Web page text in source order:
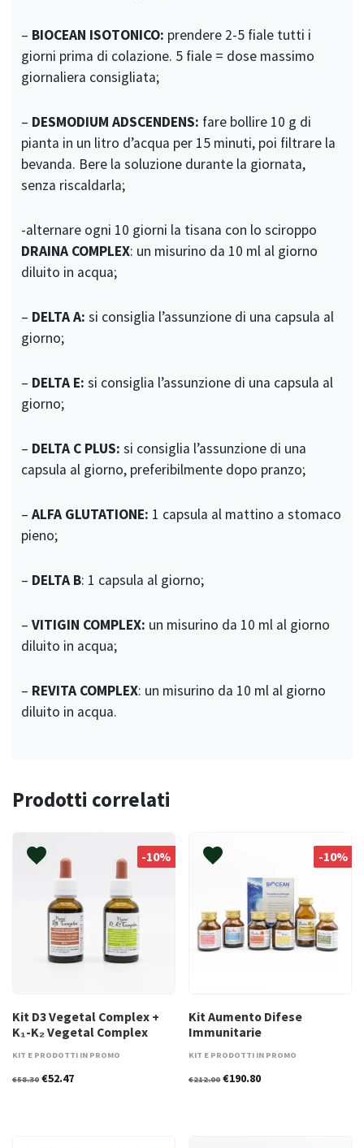
– BIOCEAN ISOTONICO: prendere 2-5 fiale tutti i
giorni prima di colazione. 5 fiale = dose massimo
giornaliera consigliata;
– DESMODIUM ADSCENDENS: fare bollire 10 g di
pianta in un litro d’acqua per 15 minuti, poi filtrare la
bevanda. Bere la soluzione durante la giornata,
senza riscaldarla;
-alternare ogni 10 giorni la tisana con lo sciroppo
DRAINA COMPLEX: un misurino da 10 ml al giorno
diluito in acqua;
– DELTA A: si consiglia l’assunzione di una capsula al
giorno;
– DELTA E: si consiglia l’assunzione di una capsula al
giorno;
– DELTA C PLUS: si consiglia l’assunzione di una
capsula al giorno, preferibilmente dopo pranzo;
– ALFA GLUTATIONE: 1 capsula al mattino a stomaco
pieno;
– DELTA B: 1 capsula al giorno;
– VITIGIN COMPLEX: un misurino da 10 ml al giorno
diluito in acqua;
– REVITA COMPLEX: un misurino da 10 ml al giorno
diluito in acqua.
Prodotti correlati
-10%
Kit D3 Vegetal Complex +
K₁-K₂ Vegetal Complex
KIT E PRODOTTI IN PROMO
€58.30 Il
€52.47Il
-10%
Kit Aumento Difese
Immunitarie
KIT E PRODOTTI IN PROMO
€212.00 Il
€190.80Il